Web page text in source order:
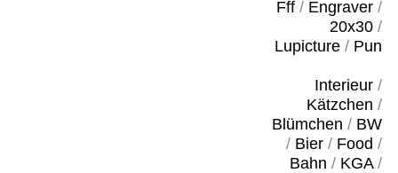
Fff/ Engraver/
20x30/
Lupicture/ Pun
Interieur/
Kätzchen /
Blümchen / BW
/ Bier/ Food /
Bahn / KGA/